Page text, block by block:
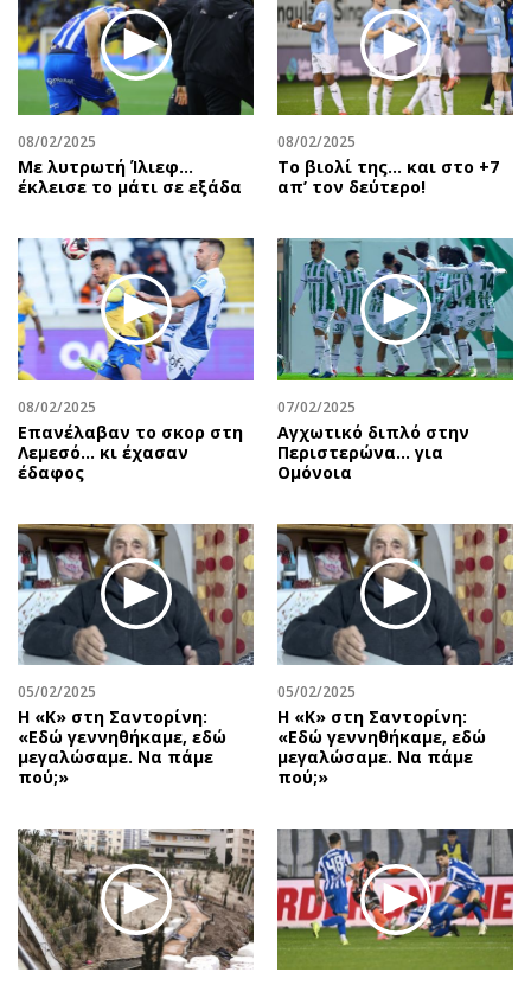
08/02/2025
Με λυτρωτή Ίλιεφ…
έκλεισε το μάτι σε εξάδα
08/02/2025
Το βιολί της… και στο +7
απ’ τον δεύτερο!
08/02/2025
Επανέλαβαν το σκορ στη
Λεμεσό… κι έχασαν
έδαφος
07/02/2025
Αγχωτικό διπλό στην
Περιστερώνα… για
Ομόνοια
05/02/2025
Η «Κ» στη Σαντορίνη:
«Εδώ γεννηθήκαμε, εδώ
μεγαλώσαμε. Να πάμε
πού;»
05/02/2025
Η «Κ» στη Σαντορίνη:
«Εδώ γεννηθήκαμε, εδώ
μεγαλώσαμε. Να πάμε
πού;»